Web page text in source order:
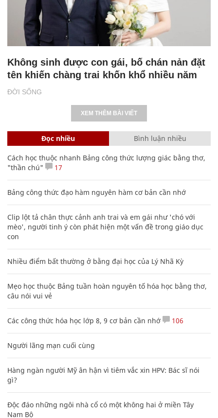
ĐỜI SỐNG
Không sinh được con gái, bố chán nản đặt
tên khiến chàng trai khốn khổ nhiều năm
XEM THÊM BÀI VIẾT
Đọc nhiều Bình luận nhiều
Cách học thuộc nhanh Bảng công thức lượng giác bằng thơ,
"thần chú"
17
Bảng công thức đạo hàm nguyên hàm cơ bản cần nhớ
Clip lột tả chân thực cảnh anh trai và em gái như 'chó với
mèo', người tinh ý còn phát hiện một vấn đề trong giáo dục
con
Nhiều điểm bất thường ở bằng đại học của Lý Nhã Kỳ
Mẹo học thuộc Bảng tuần hoàn nguyên tố hóa học bằng thơ,
câu nói vui vẻ
Các công thức hóa học lớp 8, 9 cơ bản cần nhớ 106
Người lãng mạn cuối cùng
Hàng ngàn người Mỹ ân hận vì tiêm vắc xin HPV: Bác sĩ nói
gì?
Độc đáo những ngôi nhà cổ có một không hai ở miền Tây
Nam Bộ